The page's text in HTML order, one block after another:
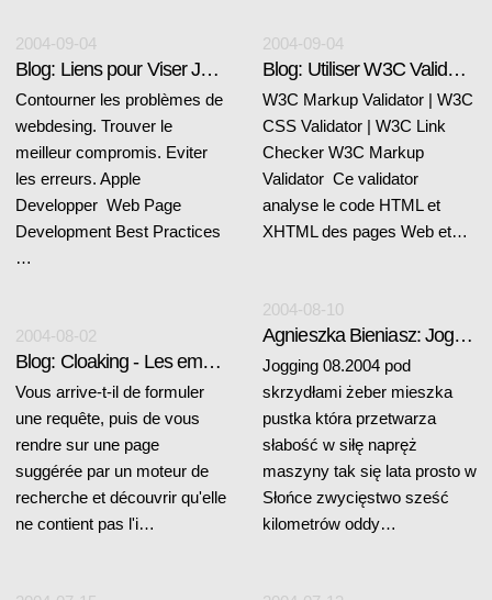
2004-09-04
Blog: Liens pour Viser Juste
Contourner les problèmes de
webdesing. Trouver le
meilleur compromis. Eviter
les erreurs. Apple
Developper Web Page
Development Best Practices
…
2004-09-04
Blog: Utiliser W3C Validators
W3C Markup Validator | W3C
CSS Validator | W3C Link
Checker W3C Markup
Validator Ce validator
analyse le code HTML et
XHTML des pages Web et…
2004-08-10
Agnieszka Bieniasz: Jogging
Jogging 08.2004 pod
skrzydłami żeber mieszka
pustka która przetwarza
słabość w siłę napręż
maszyny tak się lata prosto w
Słońce zwycięstwo sześć
kilometrów oddy…
2004-08-02
Blog: Cloaking - Les emmerdeurs du Net
Vous arrive-t-il de formuler
une requête, puis de vous
rendre sur une page
suggérée par un moteur de
recherche et découvrir qu'elle
ne contient pas l'i…